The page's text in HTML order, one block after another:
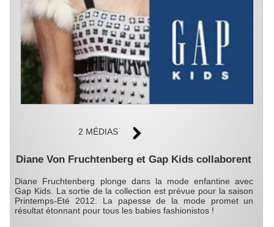
2 MÉDIAS
Diane Von Fruchtenberg et Gap Kids collaborent
Diane Fruchtenberg plonge dans la mode enfantine avec
Gap Kids. La sortie de la collection est prévue pour la saison
Printemps-Eté 2012. La papesse de la mode promet un
résultat étonnant pour tous les babies fashionistos !